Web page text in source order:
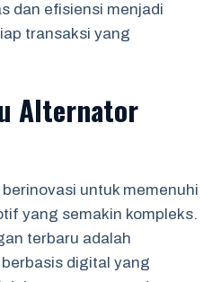
dan efisiensi menjadi
transaksi yang
Alternator
untuk memenuhi
yang semakin kompleks.
terbaru adalah
digital yang